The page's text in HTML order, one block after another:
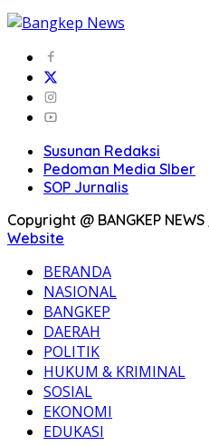
Susunan Redaksi
Pedoman Media SIber
SOP Jurnalis
Copyright @ BANGKEP
Website
BERANDA
NASIONAL
BANGKEP
DAERAH
POLITIK
HUKUM & KRIMINAL
SOSIAL
EKONOMI
EDUKASI